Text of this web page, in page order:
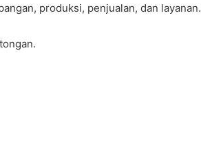
produksi, penjualan, dan layanan.